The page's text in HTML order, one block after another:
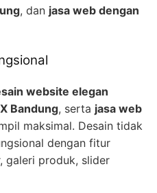
, dan jasa web dengan
website elegan
Bandung, serta jasa web
maksimal. Desain tidak
dengan fitur
galeri produk, slider